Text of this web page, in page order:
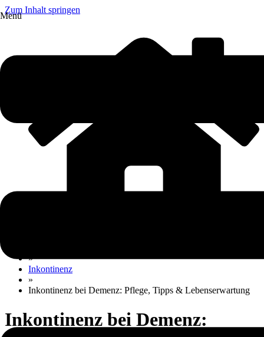
Zum Inhalt springen
Menü
»
Inkontinenz
»
Inkontinenz bei Demenz: Pflege, Tipps & Lebenserwartung
Inkontinenz bei Demenz: